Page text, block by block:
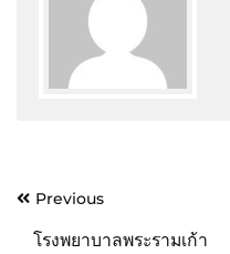
PostPrevious
โรงพยาบาลพระรามเก้า